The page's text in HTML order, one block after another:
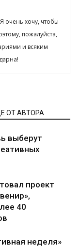
очень хочу, чтобы
пожалуйста,
и всяким
ОТ АВТОРА
выберут
проект
40
неделя»